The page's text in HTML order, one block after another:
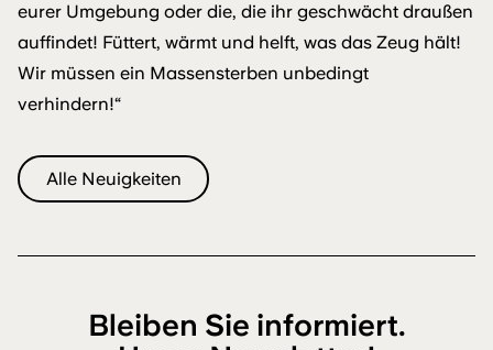
eurer Umgebung oder die, die ihr geschwächt draußen
auffindet! Füttert, wärmt und helft, was das Zeug hält!
Wir müssen ein Massensterben unbedingt
verhindern!“
Alle Neuigkeiten
Bleiben Sie informiert.